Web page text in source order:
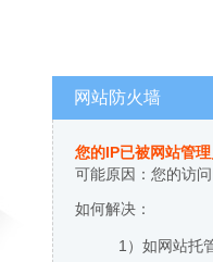
网站防火墙
您的IP已被网站管
可能原因：您的访
如何解决：
1）如网站托